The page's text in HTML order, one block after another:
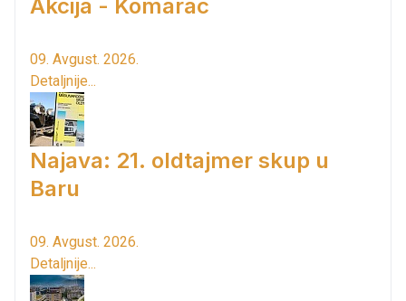
Akcija - Komarac
09. Avgust. 2026.
Detaljnije...
Najava: 21. oldtajmer skup u
Baru
09. Avgust. 2026.
Detaljnije...